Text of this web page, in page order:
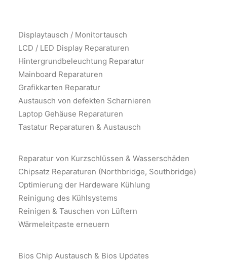
Displaytausch / Monitortausch
LCD / LED Display Reparaturen
Hintergrundbeleuchtung Reparatur
Mainboard Reparaturen
Grafikkarten Reparatur
Austausch von defekten Scharnieren
Laptop Gehäuse Reparaturen
Tastatur Reparaturen & Austausch
Reparatur von Kurzschlüssen & Wasserschäden
Chipsatz Reparaturen (Northbridge, Southbridge)
Optimierung der Hardeware Kühlung
Reinigung des Kühlsystems
Reinigen & Tauschen von Lüftern
Wärmeleitpaste erneuern
Bios Chip Austausch & Bios Updates